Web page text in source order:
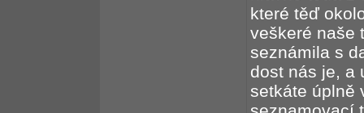
které těď
veškeré naše
seznámila s
dost nás je, a
setkáte úplně